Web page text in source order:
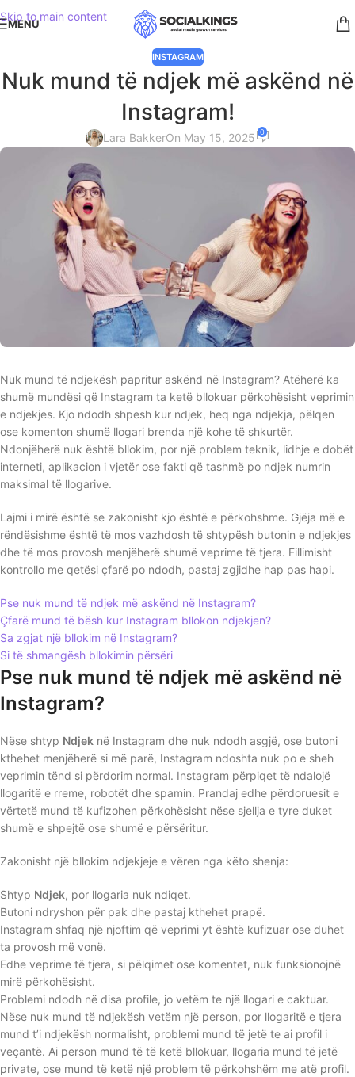
Skip to main content
MENU
INSTAGRAM
Nuk mund të ndjek më askënd në
Instagram!
Lara BakkerOn May 15, 2025 0
Nuk mund të ndjekësh papritur askënd në Instagram? Atëherë ka
shumë mundësi që Instagram ta ketë bllokuar përkohësisht veprimin
e ndjekjes. Kjo ndodh shpesh kur ndjek, heq nga ndjekja, pëlqen
ose komenton shumë llogari brenda një kohe të shkurtër.
Ndonjëherë nuk është bllokim, por një problem teknik, lidhje e dobët
interneti, aplikacion i vjetër ose fakti që tashmë po ndjek numrin
maksimal të llogarive.
Lajmi i mirë është se zakonisht kjo është e përkohshme. Gjëja më e
rëndësishme është të mos vazhdosh të shtypësh butonin e ndjekjes
dhe të mos provosh menjëherë shumë veprime të tjera. Fillimisht
kontrollo me qetësi çfarë po ndodh, pastaj zgjidhe hap pas hapi.
Pse nuk mund të ndjek më askënd në Instagram?
Çfarë mund të bësh kur Instagram bllokon ndjekjen?
Sa zgjat një bllokim në Instagram?
Si të shmangësh bllokimin përsëri
Pse nuk mund të ndjek më askënd në
Instagram?
Nëse shtyp Ndjek në Instagram dhe nuk ndodh asgjë, ose butoni
kthehet menjëherë si më parë, Instagram ndoshta nuk po e sheh
veprimin tënd si përdorim normal. Instagram përpiqet të ndalojë
llogaritë e rreme, robotët dhe spamin. Prandaj edhe përdoruesit e
vërtetë mund të kufizohen përkohësisht nëse sjellja e tyre duket
shumë e shpejtë ose shumë e përsëritur.
Zakonisht një bllokim ndjekjeje e vëren nga këto shenja:
Shtyp Ndjek, por llogaria nuk ndiqet.
Butoni ndryshon për pak dhe pastaj kthehet prapë.
Instagram shfaq një njoftim që veprimi yt është kufizuar ose duhet
ta provosh më vonë.
Edhe veprime të tjera, si pëlqimet ose komentet, nuk funksionojnë
mirë përkohësisht.
Problemi ndodh në disa profile, jo vetëm te një llogari e caktuar.
Nëse nuk mund të ndjekësh vetëm një person, por llogaritë e tjera
mund t’i ndjekësh normalisht, problemi mund të jetë te ai profil i
veçantë. Ai person mund të të ketë bllokuar, llogaria mund të jetë
private, ose mund të ketë një problem të përkohshëm me atë profil.